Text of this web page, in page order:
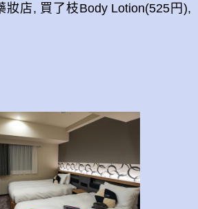
妝店, 買了枝Body Lotion(525円),